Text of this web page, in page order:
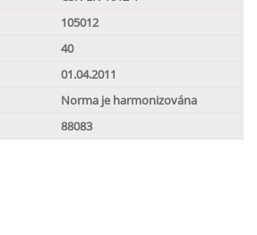
105012
40
01.04.2011
Norma je harmonizována
88083